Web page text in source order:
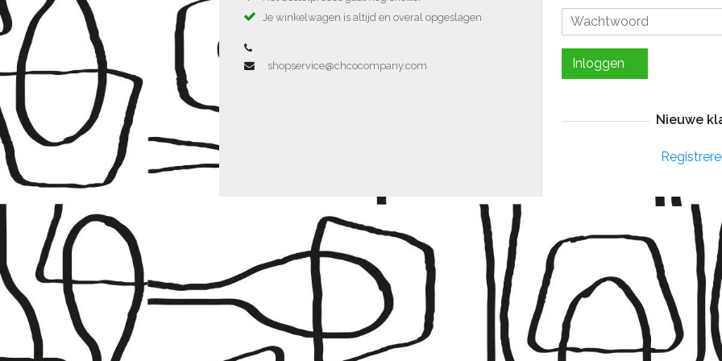
Je winkelwagen is altijd en overal opgeslagen
shopservice@chcocompany.com Inloggen
Nieuwe